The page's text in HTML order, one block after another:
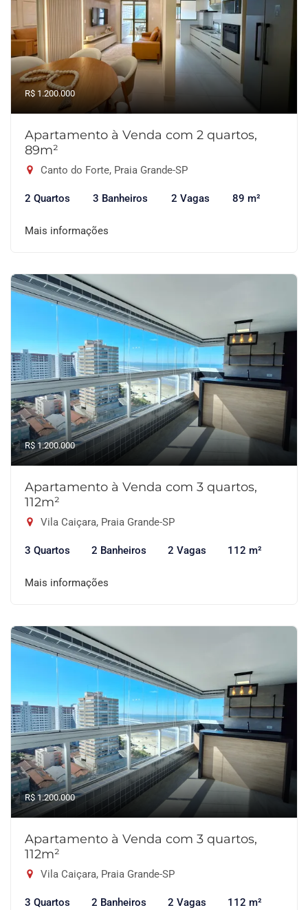
R$ 1.200.000
Apartamento à Venda com 2 quartos,
89m²
Canto do Forte, Praia Grande-SP
2 Quartos 3 Banheiros 2 Vagas 89 m²
Mais informações
R$ 1.200.000
Apartamento à Venda com 3 quartos,
112m²
Vila Caiçara, Praia Grande-SP
3 Quartos 2 Banheiros 2 Vagas 112 m²
Mais informações
R$ 1.200.000
Apartamento à Venda com 3 quartos,
112m²
Vila Caiçara, Praia Grande-SP
3 Quartos 2 Banheiros 2 Vagas 112 m²